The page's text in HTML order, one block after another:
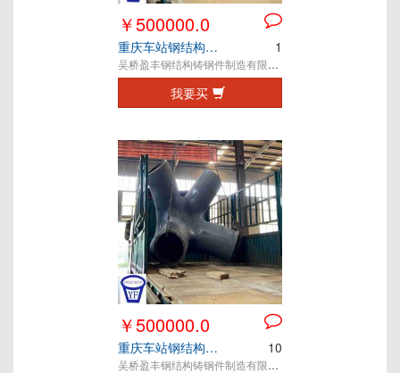
￥500000.0
重庆车站钢结构铸钢节点 1
吴桥盈丰钢结构铸钢件制造有限公司
我要买
￥500000.0
重庆车站钢结构铸钢节点 10
吴桥盈丰钢结构铸钢件制造有限公司